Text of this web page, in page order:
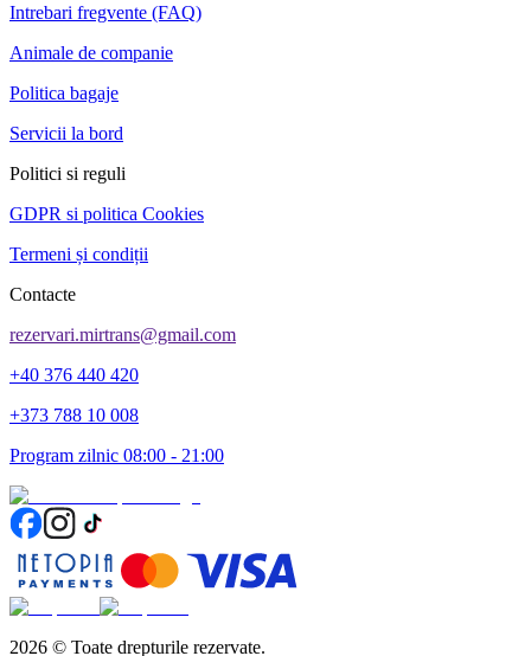
Intrebari fregvente (FAQ)
Animale de companie
Politica bagaje
Servicii la bord
Politici si reguli
GDPR si politica Cookies
Termeni și condiții
Contacte
rezervari.mirtrans@gmail.com
+40 376 440 420
+373 788 10 008
Program zilnic 08:00 - 21:00
2026 © Toate drepturile rezervate.